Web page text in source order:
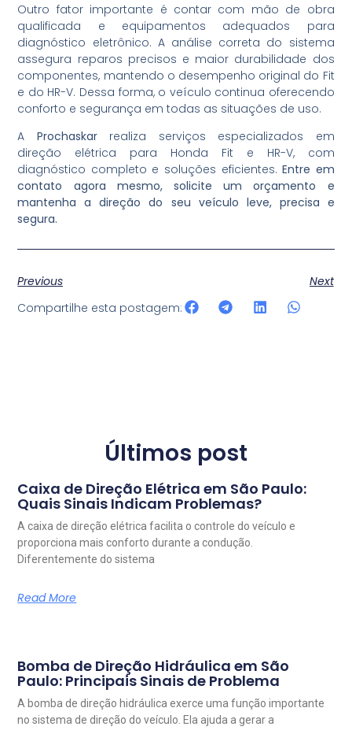
Outro fator importante é contar com mão de obra
qualificada e equipamentos adequados para
diagnóstico eletrônico. A análise correta do sistema
assegura reparos precisos e maior durabilidade dos
componentes, mantendo o desempenho original do Fit
e do HR-V. Dessa forma, o veículo continua oferecendo
conforto e segurança em todas as situações de uso.
A Prochaskar realiza serviços especializados em
direção elétrica para Honda Fit e HR-V, com
diagnóstico completo e soluções eficientes.Entre em
contato agora mesmo, solicite um orçamento e
mantenha a direção do seu veículo leve, precisa e
segura.
Previous
Next
Compartilhe esta postagem:
Últimos post
Caixa de Direção Elétrica em São Paulo:
Quais Sinais Indicam Problemas?
A caixa de direção elétrica facilita o controle do veículo e
proporciona mais conforto durante a condução.
Diferentemente do sistema
Read More
Bomba de Direção Hidráulica em São
Paulo: Principais Sinais de Problema
A bomba de direção hidráulica exerce uma função importante
no sistema de direção do veículo. Ela ajuda a gerar a